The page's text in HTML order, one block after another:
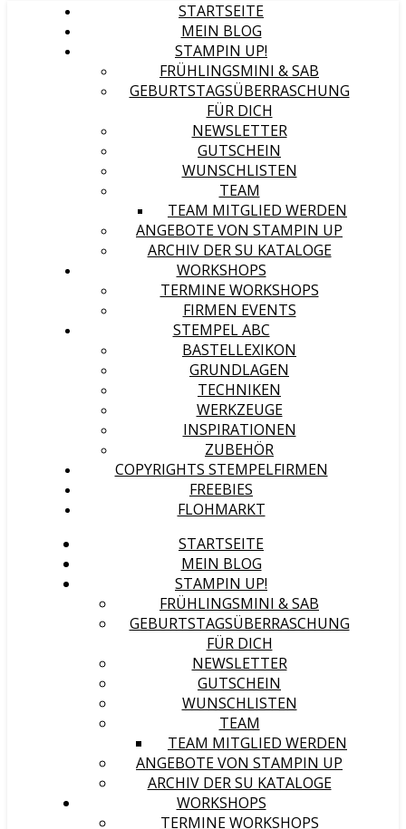
STARTSEITE
MEIN BLOG
STAMPIN UP!
FRÜHLINGSMINI & SAB
GEBURTSTAGSÜBERRASCHUNG
FÜR DICH
NEWSLETTER
GUTSCHEIN
WUNSCHLISTEN
TEAM
TEAM MITGLIED WERDEN
ANGEBOTE VON STAMPIN UP
ARCHIV DER SU KATALOGE
WORKSHOPS
TERMINE WORKSHOPS
FIRMEN EVENTS
STEMPEL ABC
BASTELLEXIKON
GRUNDLAGEN
TECHNIKEN
WERKZEUGE
INSPIRATIONEN
ZUBEHÖR
COPYRIGHTS STEMPELFIRMEN
FREEBIES
FLOHMARKT
STARTSEITE
MEIN BLOG
STAMPIN UP!
FRÜHLINGSMINI & SAB
GEBURTSTAGSÜBERRASCHUNG
FÜR DICH
NEWSLETTER
GUTSCHEIN
WUNSCHLISTEN
TEAM
TEAM MITGLIED WERDEN
ANGEBOTE VON STAMPIN UP
ARCHIV DER SU KATALOGE
WORKSHOPS
TERMINE WORKSHOPS